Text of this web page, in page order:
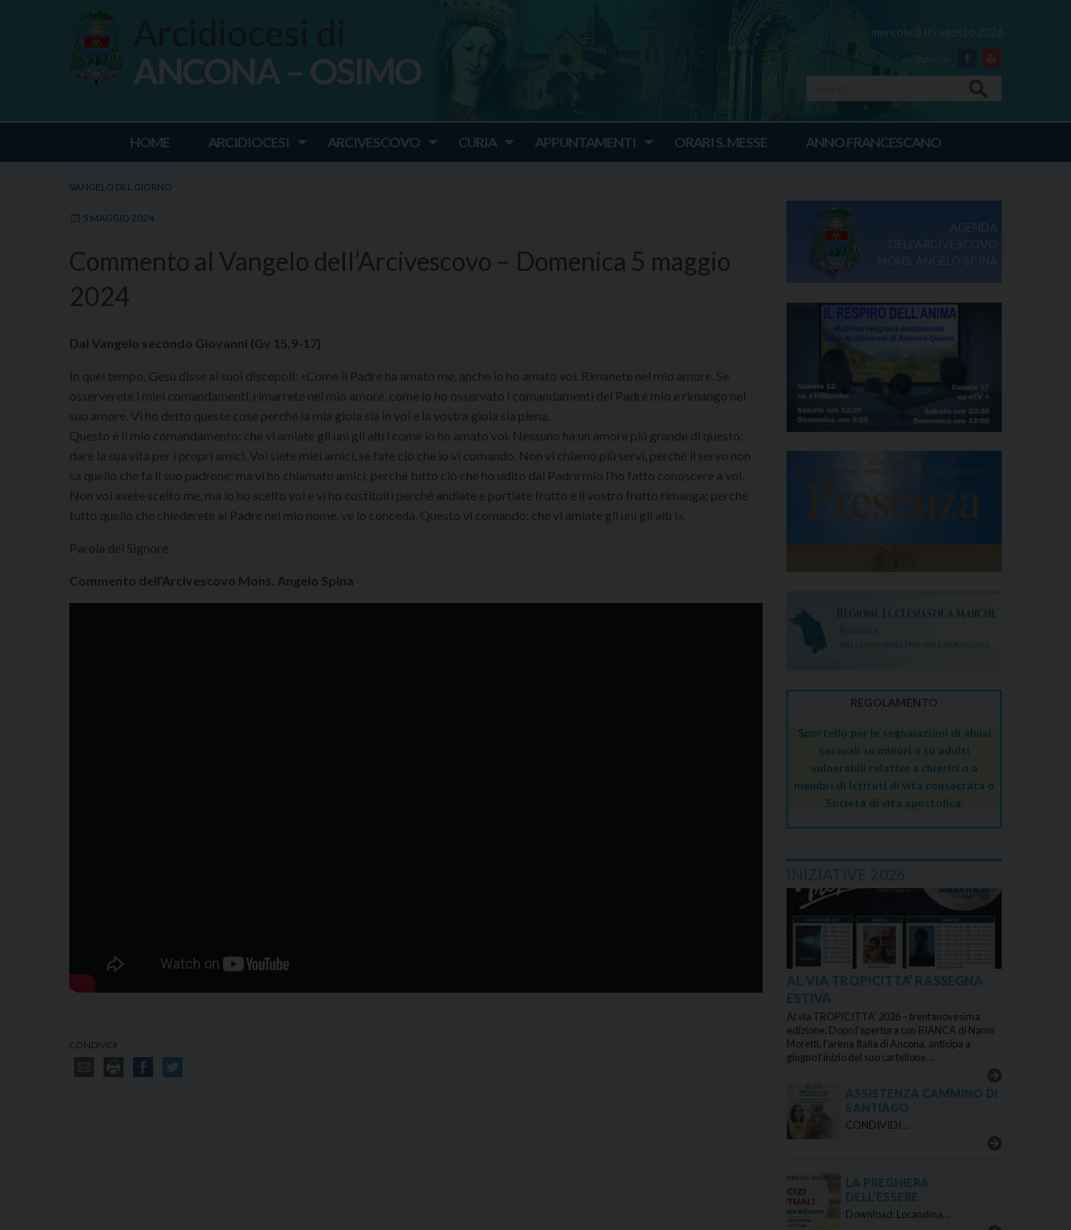
mercoledì 05 agosto 2026
Facebook
Youtube
Ancona Osimo
ANCONA – OSIMO
HOME ARCIDIOCESI ARCIVESCOVO CURIA APPUNTAMENTI ORARI S. MESSE ANNO FRANCESCANO
VANGELO DEL GIORNO
5 MAGGIO 2024
Commento al Vangelo dell’Arcivescovo – Domenica 5 maggio
2024
Dal Vangelo secondo Giovanni (Gv 15,9-17)
In quel tempo, Gesù disse ai suoi discepoli: «Come il Padre ha amato me, anche io ho amato voi. Rimanete nel mio amore. Se
osserverete i miei comandamenti, rimarrete nel mio amore, come io ho osservato i comandamenti del Padre mio e rimango nel
suo amore. Vi ho detto queste cose perché la mia gioia sia in voi e la vostra gioia sia piena.
Questo è il mio comandamento: che vi amiate gli uni gli altri come io ho amato voi. Nessuno ha un amore più grande di questo:
dare la sua vita per i propri amici. Voi siete miei amici, se fate ciò che io vi comando. Non vi chiamo più servi, perché il servo non
sa quello che fa il suo padrone; ma vi ho chiamato amici, perché tutto ciò che ho udito dal Padre mio l’ho fatto conoscere a voi.
Non voi avete scelto me, ma io ho scelto voi e vi ho costituiti perché andiate e portiate frutto e il vostro frutto rimanga; perché
tutto quello che chiederete al Padre nel mio nome, ve lo conceda. Questo vi comando: che vi amiate gli uni gli altri».
Parola del Signore.
Commento dell’Arcivescovo Mons. Angelo Spina
CONDIVIDI
AGENDA
DELL'ARCIVESCOVO
REGOLAMENTO
Sportello per le segnalazioni di abusi
sessuali su minori o su adulti
vulnerabili relative a chierici o a
membri di Istituti di vita consacrata o
Società di vita apostolica.
INIZIATIVE 2026
AL VIA TROPICITTA’ RASSEGNA
ESTIVA
Al via TROPICITTA’ 2026 – trentanovesima
edizione. Dopo l’apertura con BIANCA di Nanni
Moretti, l’arena Italia di Ancona, anticipa a
giugno l’inizio del suo cartellone…
ASSISTENZA CAMMINO DI
SANTIAGO
CONDIVIDI…
LA PREGHIERA
DELL’ESSERE
Download: Locandina…